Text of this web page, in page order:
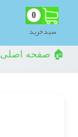
0
سبد‌خرید
🏠 صفحه اصلی